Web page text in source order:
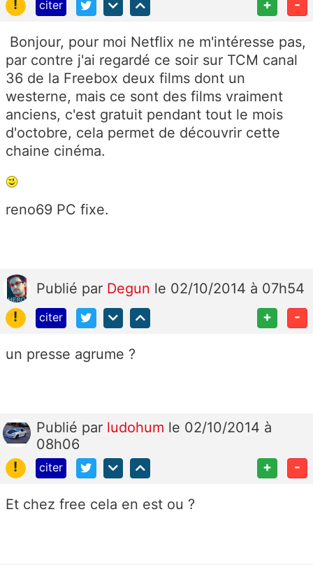
!
citer + -
Bonjour, pour moi Netflix ne m'intéresse pas,
par contre j'ai regardé ce soir sur TCM canal
36 de la Freebox deux films dont un
westerne, mais ce sont des films vraiment
anciens, c'est gratuit pendant tout le mois
d'octobre, cela permet de découvrir cette
chaine cinéma.
reno69 PC fixe.
Publié par Degun le 02/10/2014 à 07h54
!
citer + -
un presse agrume ?
Publié par ludohum le 02/10/2014 à
08h06
!
citer + -
Et chez free cela en est ou ?